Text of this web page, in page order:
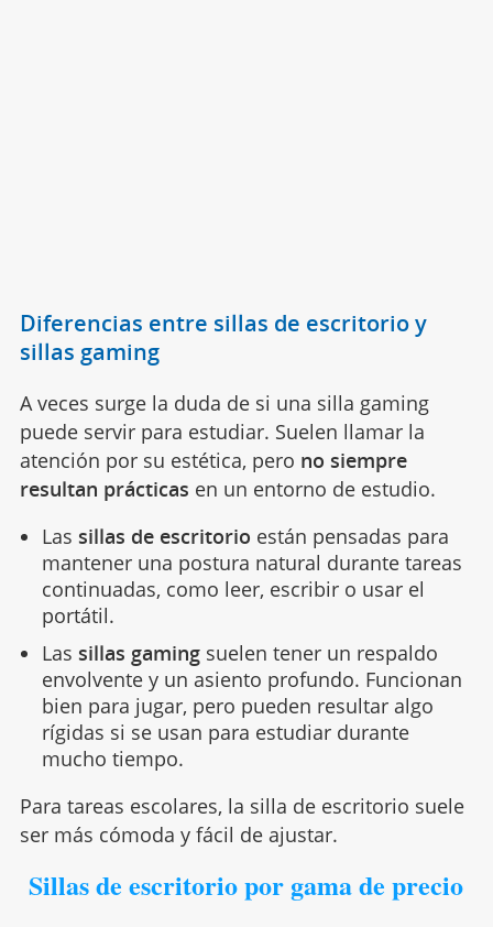
Diferencias entre sillas de escritorio y
sillas gaming
A veces surge la duda de si una silla gaming
puede servir para estudiar. Suelen llamar la
atención por su estética, pero no siempre
resultan prácticas en un entorno de estudio.
Las sillas de escritorio están pensadas para
mantener una postura natural durante tareas
continuadas, como leer, escribir o usar el
portátil.
Las sillas gamingsuelen tener un respaldo
envolvente y un asiento profundo. Funcionan
bien para jugar, pero pueden resultar algo
rígidas si se usan para estudiar durante
mucho tiempo.
Para tareas escolares, la silla de escritorio suele
ser más cómoda y fácil de ajustar.
Sillas de escritorio por gama de precio